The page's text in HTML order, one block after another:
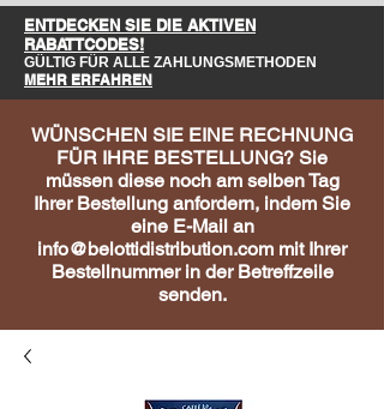
ENTDECKEN SIE DIE AKTIVEN
RABATTCODES!
GÜLTIG FÜR ALLE ZAHLUNGSMETHODEN
MEHR ERFAHREN
WÜNSCHEN SIE EINE RECHNUNG
FÜR IHRE BESTELLUNG? Sie
müssen diese noch am selben Tag
Ihrer Bestellung anfordern, indem Sie
eine E-Mail an
info@belottidistribution.com mit Ihrer
Bestellnummer in der Betreffzeile
senden.